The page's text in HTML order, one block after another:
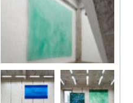
展覽現場
攝影：關尚智